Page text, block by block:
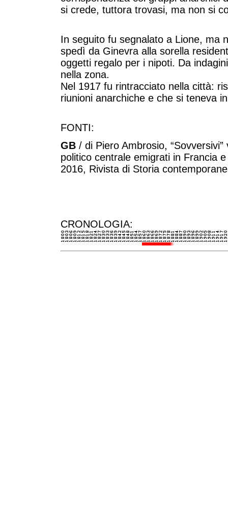
si crede, tuttora trovasi, ma non si
In seguito fu segnalato a Lione, ma
spedì da Ginevra alla sorella
oggetti regalo per i nipoti. Da
nella zona.
Nel 1917 fu rintracciato nella città: ri
riunioni anarchiche e che si teneva
FONTI:
GB / di Piero Ambrosio,
politico centrale emigrati in Francia
2016, Rivista di Storia
CRONOLOGIA: